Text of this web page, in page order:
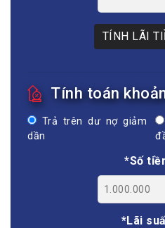
TÍNH LÃI
Tính toán
Trả trên dư nợ giảm
dần
*Số
*Lãi